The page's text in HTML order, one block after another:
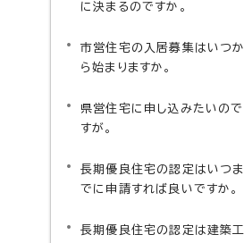
に決まるのですか。
市営住宅の入居募集はいつか
ら始まりますか。
県営住宅に申し込みたいので
すが。
長期優良住宅の認定はいつま
でに申請すれば良いですか。
長期優良住宅の認定は建築工